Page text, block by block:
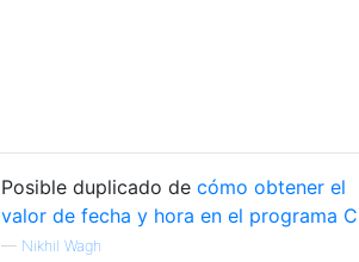
Posible duplicado de cómo obtener el
valor de fecha y hora en el programa C
— Nikhil Wagh